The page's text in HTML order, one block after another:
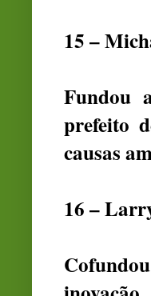
15 –
Fundou
prefeito
causas
16 –